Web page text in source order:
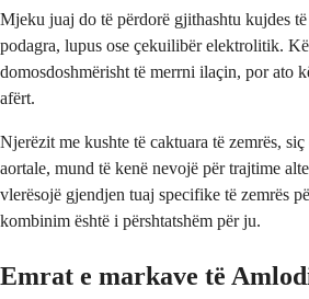
Mjeku juaj do të përdorë gjithashtu kujdes
podagra, lupus ose çekuilibër elektrolitik.
domosdoshmërisht të merrni ilaçin, por ato
afërt.
Njerëzit me kushte të caktuara të zemrës, siç
aortale, mund të kenë nevojë për trajtime
vlerësojë gjendjen tuaj specifike të zemrës
kombinim është i përshtatshëm për ju.
Emrat e markave të